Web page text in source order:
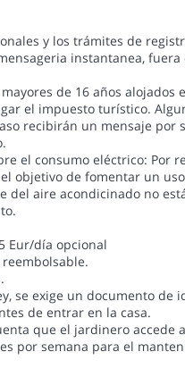
y los trámites de
instantanea, fuera
de 16 años alojados
el impuesto turístico.
recibirán un mensaje por
el consumo eléctrico: Por
objetivo de fomentar un
del aire acondicinado no
Eur/día opcional
se exige un documento de
de entrar en la casa.
que el jardinero accede
por semana para el